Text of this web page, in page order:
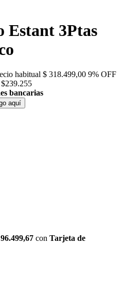
Estant 3Ptas
habitual $ 318.499,00 9% OFF
bancarias
aquí
con Tarjeta de